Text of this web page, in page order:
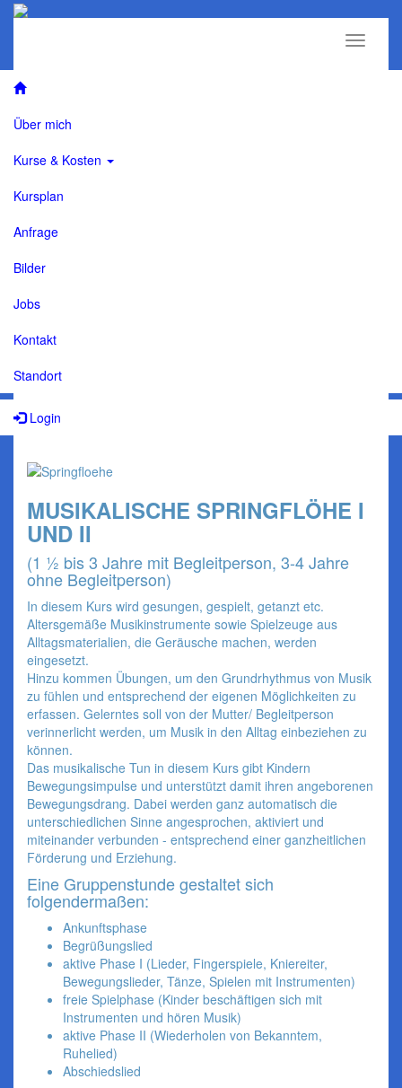
Über mich
Kurse & Kosten
Kursplan
Anfrage
Bilder
Jobs
Kontakt
Standort
Login
MUSIKALISCHE SPRINGFLÖHE I
UND II
(1 ½ bis 3 Jahre mit Begleitperson, 3-4 Jahre
ohne Begleitperson)
In diesem Kurs wird gesungen, gespielt, getanzt etc.
Altersgemäße Musikinstrumente sowie Spielzeuge aus
Alltagsmaterialien, die Geräusche machen, werden
eingesetzt.
Hinzu kommen Übungen, um den Grundrhythmus von Musik
zu fühlen und entsprechend der eigenen Möglichkeiten zu
erfassen. Gelerntes soll von der Mutter/ Begleitperson
verinnerlicht werden, um Musik in den Alltag einbeziehen zu
können.
Das musikalische Tun in diesem Kurs gibt Kindern
Bewegungsimpulse und unterstützt damit ihren angeborenen
Bewegungsdrang. Dabei werden ganz automatisch die
unterschiedlichen Sinne angesprochen, aktiviert und
miteinander verbunden - entsprechend einer ganzheitlichen
Förderung und Erziehung.
Eine Gruppenstunde gestaltet sich
folgendermaßen:
Ankunftsphase
Begrüßungslied
aktive Phase I (Lieder, Fingerspiele, Kniereiter,
Bewegungslieder, Tänze, Spielen mit Instrumenten)
freie Spielphase (Kinder beschäftigen sich mit
Instrumenten und hören Musik)
aktive Phase II (Wiederholen von Bekanntem,
Ruhelied)
Abschiedslied